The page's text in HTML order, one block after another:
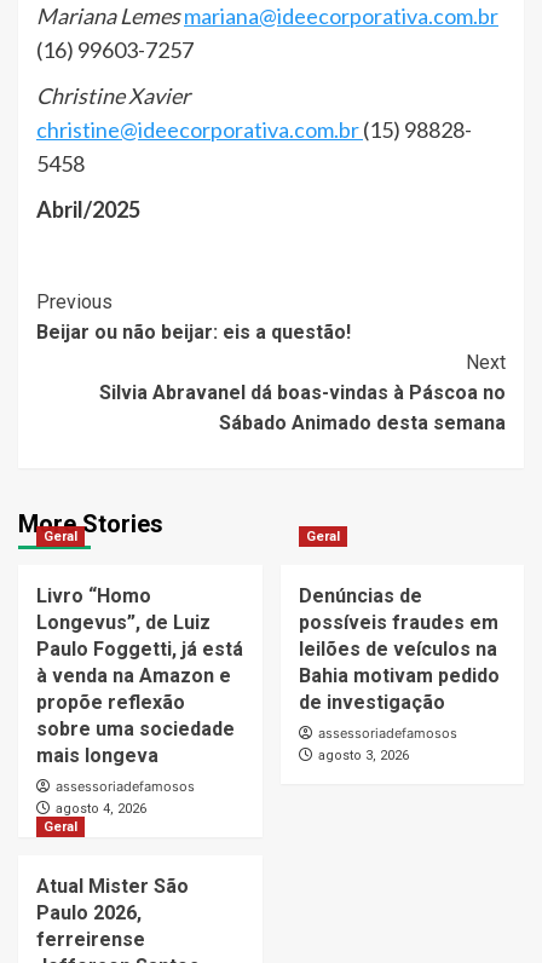
Mariana Lemesmariana@ideecorporativa.com.br
(16) 99603-7257
Christine Xavier
christine@ideecorporativa.com.br(15) 98828-
5458
Abril/2025
Post
Navigation
Previous
Beijar ou não beijar: eis a questão!
Next
Silvia Abravanel dá boas-vindas à Páscoa no
Sábado Animado desta semana
More Stories
Geral
Livro “Homo
Longevus”, de Luiz
Paulo Foggetti, já está
à venda na Amazon e
propõe reflexão
sobre uma sociedade
mais longeva
assessoriadefamosos
agosto 4, 2026
Geral
Denúncias de
possíveis fraudes em
leilões de veículos na
Bahia motivam pedido
de investigação
assessoriadefamosos
agosto 3, 2026
Geral
Atual Mister São
Paulo 2026,
ferreirense